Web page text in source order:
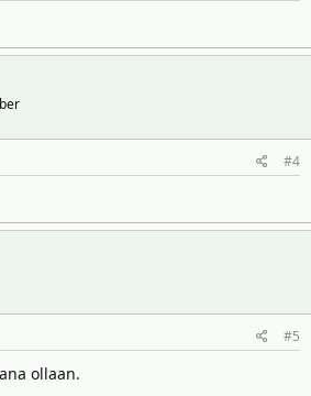
#4
#5
ollaan.